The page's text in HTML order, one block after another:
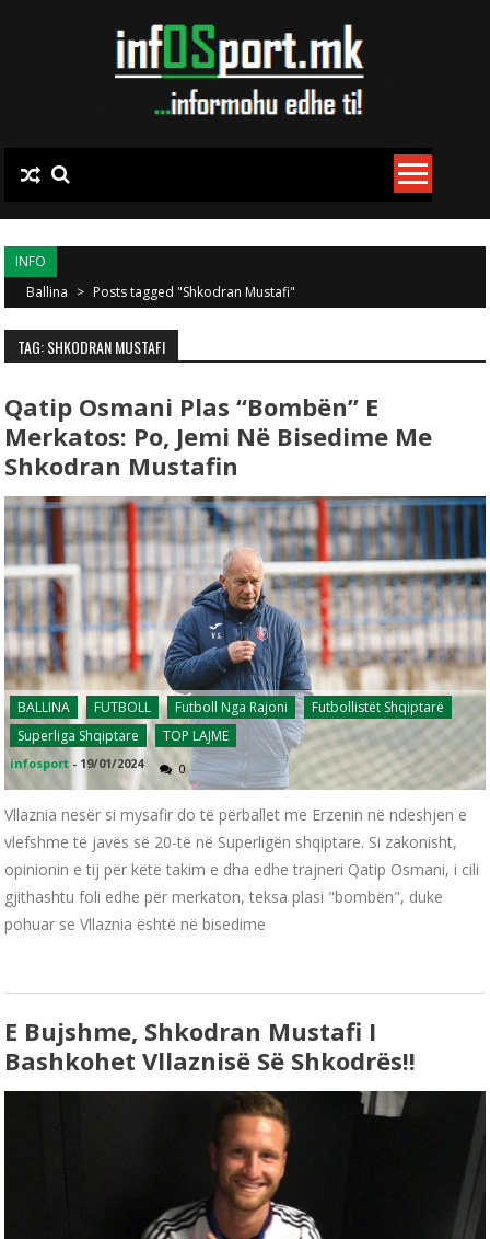
INFO
Ballina > Posts tagged "Shkodran Mustafi"
TAG: SHKODRAN MUSTAFI
Qatip Osmani Plas “bombën” E
Merkatos: Po, Jemi Në Bisedime Me
Shkodran Mustafin
BALLINA FUTBOLL Futboll Nga Rajoni
Futbollistët Shqiptarë
Superliga Shqiptare
TOP LAJME
infosport - 19/01/2024 0
Vllaznia nesër si mysafir do të përballet me Erzenin në ndeshjen e
vlefshme të javës së 20-të në Superligën shqiptare. Si zakonisht,
opinionin e tij për këtë takim e dha edhe trajneri Qatip Osmani, i cili
gjithashtu foli edhe për merkaton, teksa plasi "bombën", duke
pohuar se Vllaznia është në bisedime
E Bujshme, Shkodran Mustafi I
Bashkohet Vllaznisë Së Shkodrës!!